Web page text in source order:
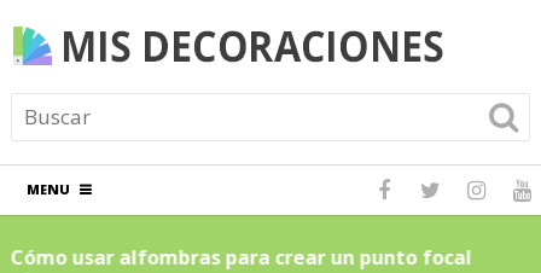
MENU
Cómo usar alfombras para crear un punto focal